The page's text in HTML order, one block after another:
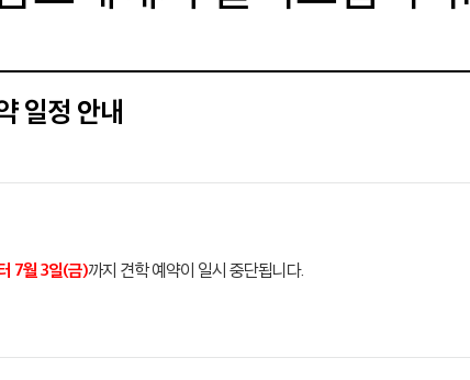
일정 안내
7월 3일(금)까지 견학 예약이 일시 중단됩니다.